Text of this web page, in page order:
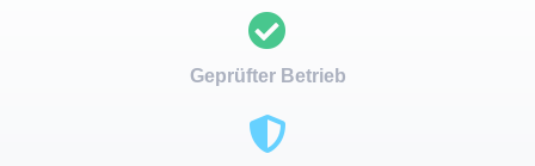
Geprüfter Betrieb